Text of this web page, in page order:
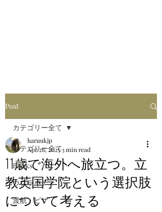
Post
カテゴリー全て
Books
ウクライナ
渡航・ビザ
カテゴリー全て
11歳で海外へ旅立つ。立
教英国学院という選択肢
について考える
haruukjp
Apr 26, 20253 min read